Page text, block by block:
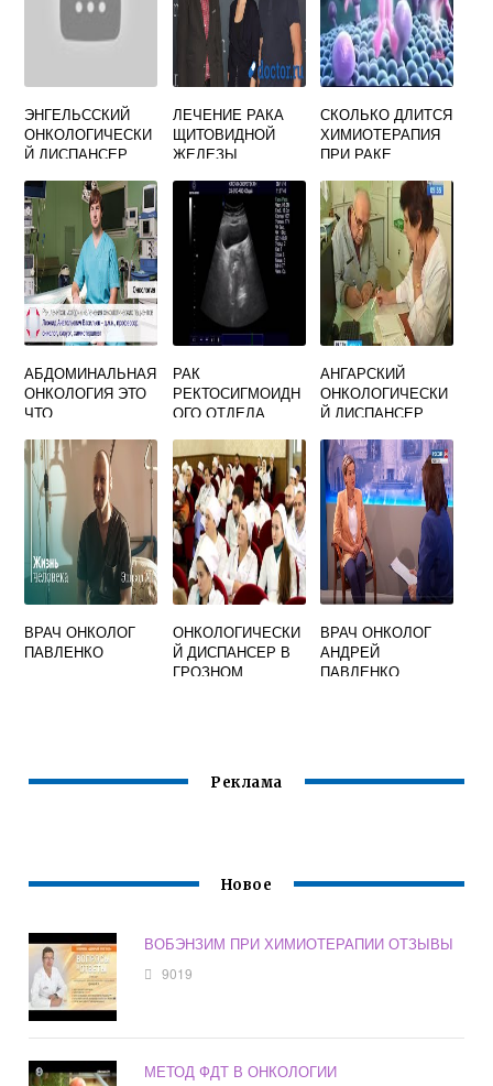
ЭНГЕЛЬССКИЙ
ОНКОЛОГИЧЕСКИ
Й ДИСПАНСЕР
САЙТ
ЛЕЧЕНИЕ РАКА
ЩИТОВИДНОЙ
ЖЕЛЕЗЫ
ЙОДОМ
СКОЛЬКО ДЛИТСЯ
ХИМИОТЕРАПИЯ
ПРИ РАКЕ
АБДОМИНАЛЬНАЯ
ОНКОЛОГИЯ ЭТО
ЧТО
РАК
РЕКТОСИГМОИДН
ОГО ОТДЕЛА
МКБ 10
АНГАРСКИЙ
ОНКОЛОГИЧЕСКИ
Й ДИСПАНСЕР
ВРАЧ ОНКОЛОГ
ПАВЛЕНКО
ОНКОЛОГИЧЕСКИ
Й ДИСПАНСЕР В
ГРОЗНОМ
ВРАЧ ОНКОЛОГ
АНДРЕЙ
ПАВЛЕНКО
Реклама
Новое
ВОБЭНЗИМ ПРИ ХИМИОТЕРАПИИ ОТЗЫВЫ
9019
МЕТОД ФДТ В ОНКОЛОГИИ